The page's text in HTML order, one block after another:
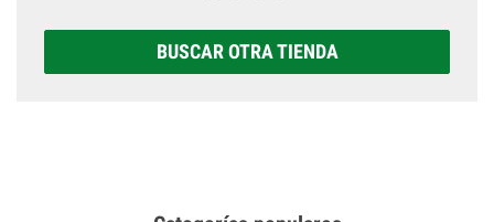
BUSCAR OTRA TIENDA